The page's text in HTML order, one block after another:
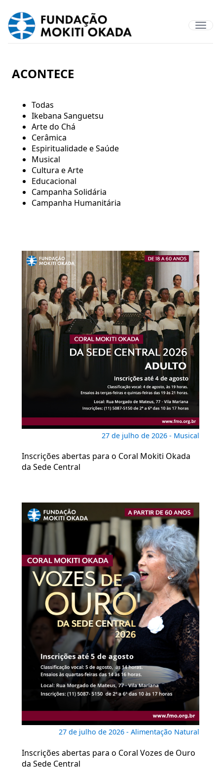
ACONTECE
Todas
Ikebana Sanguetsu
Arte do Chá
Cerâmica
Espiritualidade e Saúde
Musical
Cultura e Arte
Educacional
Campanha Solidária
Campanha Humanitária
27 de julho de 2026 - Musical
Inscrições abertas para o Coral Mokiti Okada
da Sede Central
27 de julho de 2026 - Alimentação Natural
Inscrições abertas para o Coral Vozes de Ouro
da Sede Central